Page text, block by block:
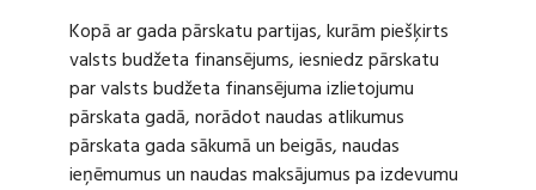
Kopā ar gada pārskatu partijas, kurām piešķirts
valsts budžeta finansējums, iesniedz pārskatu
par valsts budžeta finansējuma izlietojumu
pārskata gadā, norādot naudas atlikumus
pārskata gada sākumā un beigās, naudas
ieņēmumus un naudas maksājumus pa izdevumu